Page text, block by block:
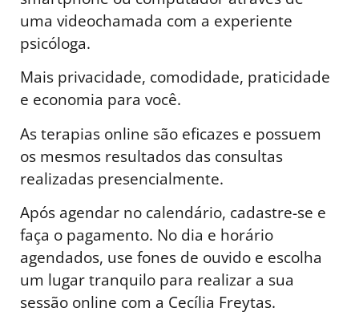
uma videochamada com a experiente
psicóloga.
Mais privacidade, comodidade, praticidade
e economia para você.
As terapias online são eficazes e possuem
os mesmos resultados das consultas
realizadas presencialmente.
Após agendar no calendário, cadastre-se e
faça o pagamento. No dia e horário
agendados, use fones de ouvido e escolha
um lugar tranquilo para realizar a sua
sessão online com a Cecília Freytas.